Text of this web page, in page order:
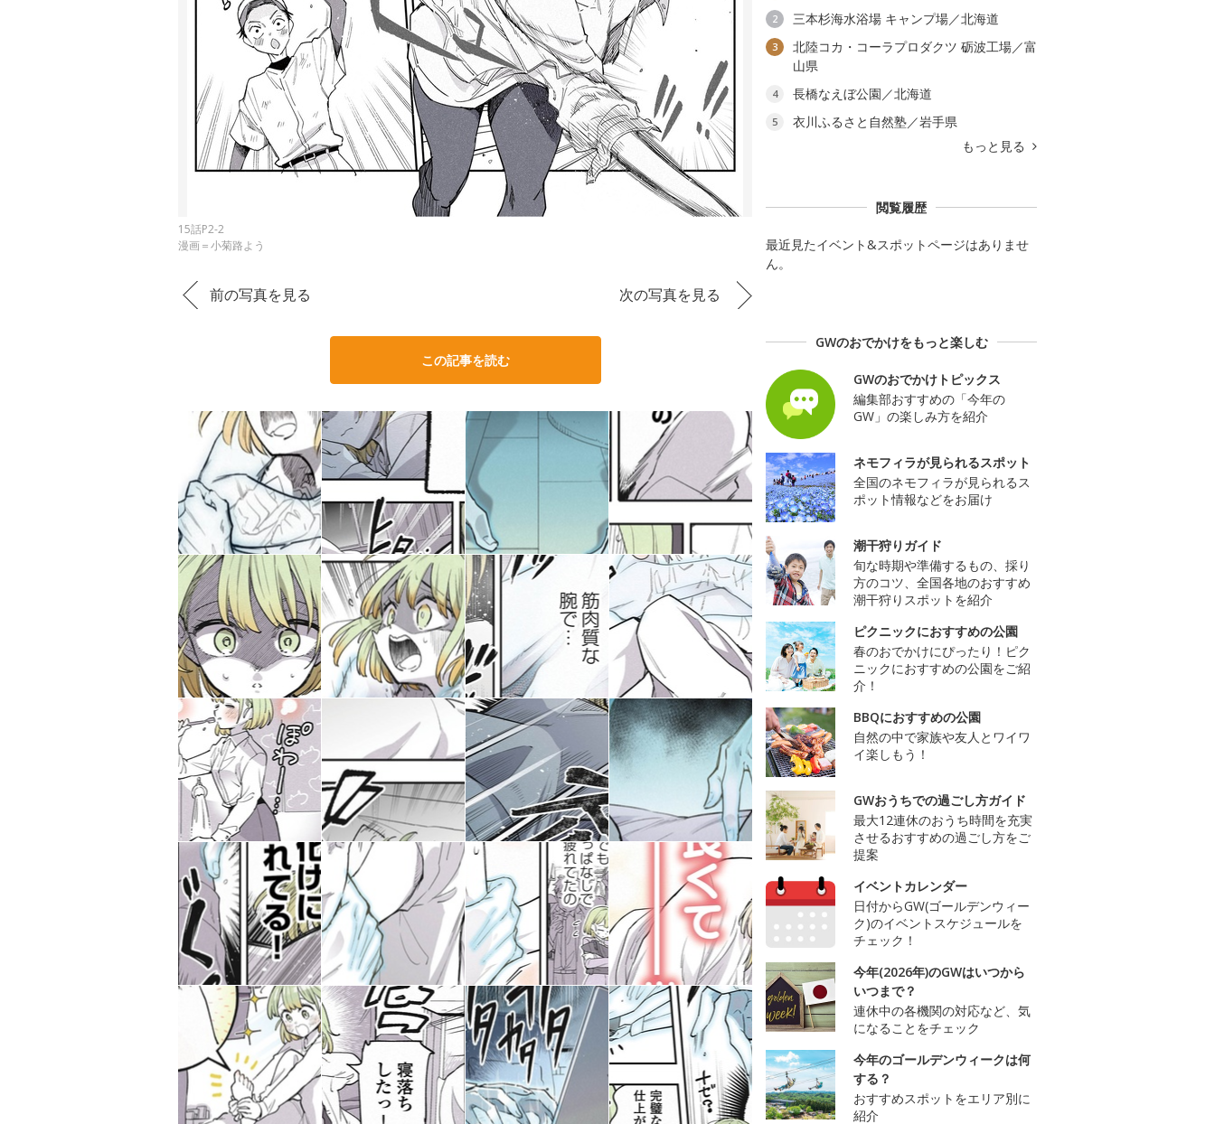
15話P2-2
漫画＝小菊路よう
前の写真を見る 次の写真を見る
この記事を読む
2 三本杉海水浴場 キャンプ場／北海道
3
北陸コカ・コーラプロダクツ 砺波工場／富
山県
4 長橋なえぼ公園／北海道
5
衣川ふるさと自然塾／岩手県
もっと見る
閲覧履歴
最近見たイベント&スポットページはありませ
ん。
GWのおでかけをもっと楽しむ
GWのおでかけトピックス
編集部おすすめの「今年の
GW」の楽しみ方を紹介
ネモフィラが見られるスポット
全国のネモフィラが見られるス
ポット情報などをお届け
潮干狩りガイド
旬な時期や準備するもの、採り
方のコツ、全国各地のおすすめ
潮干狩りスポットを紹介
ピクニックにおすすめの公園
春のおでかけにぴったり！ピク
ニックにおすすめの公園をご紹
介！
BBQにおすすめの公園
自然の中で家族や友人とワイワ
イ楽しもう！
GWおうちでの過ごし方ガイド
最大12連休のおうち時間を充実
させるおすすめの過ごし方をご
提案
イベントカレンダー
日付からGW(ゴールデンウィー
ク)のイベントスケジュールを
チェック！
今年(2026年)のGWはいつから
いつまで？
連休中の各機関の対応など、気
になることをチェック
今年のゴールデンウィークは何
する？
おすすめスポットをエリア別に
紹介